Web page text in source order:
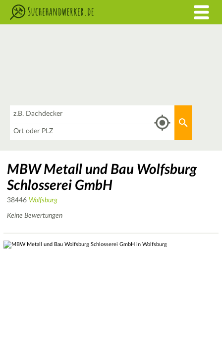
MBW Metall und Bau Wolfsburg
Schlosserei GmbH
38446 Wolfsburg
Keine Bewertungen